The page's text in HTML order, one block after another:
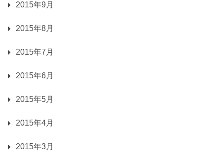
2015年9月
2015年8月
2015年7月
2015年6月
2015年5月
2015年4月
2015年3月